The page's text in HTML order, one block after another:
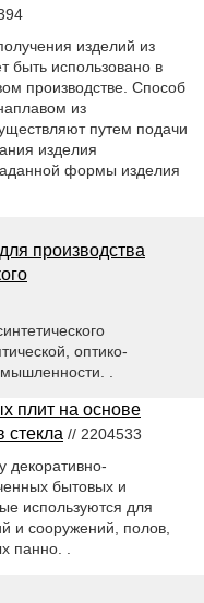
изделий из
быть использовано в
производстве. Способ
из
путем подачи
изделия
формы изделия
производства
оптико-
.
плит на основе
// 2204533
декоративно-
бытовых и
используются для
и сооружений, полов,
панно. .